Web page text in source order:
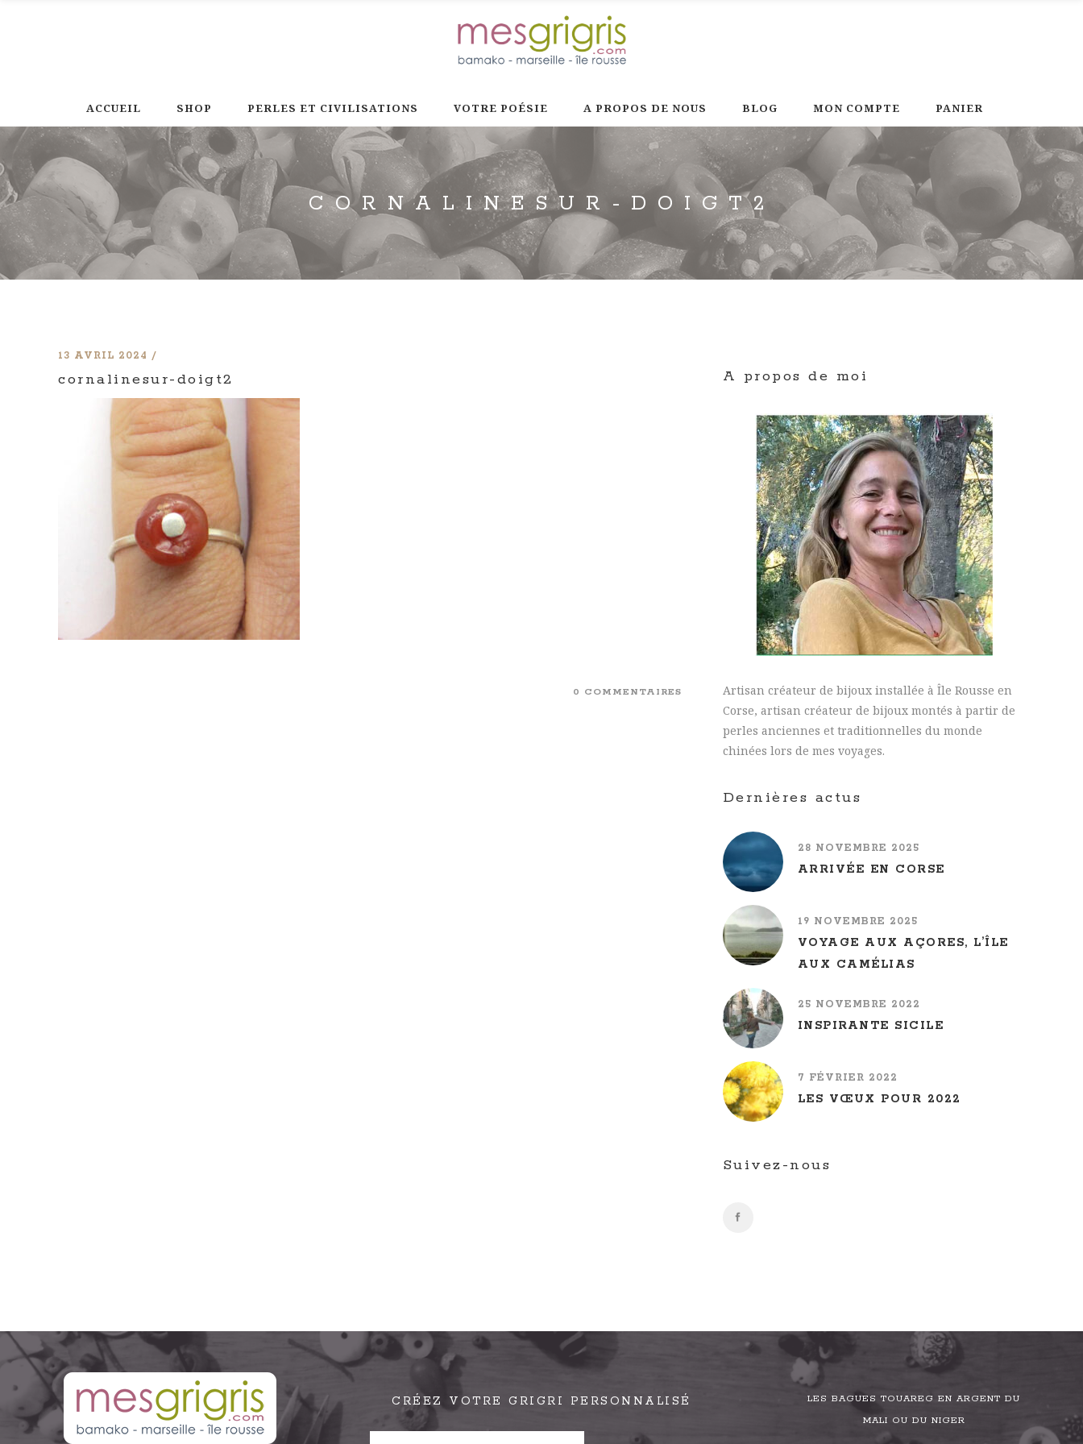
ACCUEIL SHOP PERLES ET CIVILISATIONS VOTRE POÉSIE A PROPOS DE NOUS BLOG MON COMPTE PANIER
CORNALINESUR-DOIGT2
13 AVRIL 2024
cornalinesur-doigt2
0 COMMENTAIRES
A propos de moi
Artisan créateur de bijoux installée à Île Rousse en
Corse, artisan créateur de bijoux montés à partir de
perles anciennes et traditionnelles du monde
chinées lors de mes voyages.
Dernières actus
28 NOVEMBRE 2025
ARRIVÉE EN CORSE
19 NOVEMBRE 2025
VOYAGE AUX AÇORES, L’ÎLE
AUX CAMÉLIAS
25 NOVEMBRE 2022
INSPIRANTE SICILE
7 FÉVRIER 2022
LES VŒUX POUR 2022
Suivez-nous
CRÉEZ VOTRE GRIGRI PERSONNALISÉ
LES BAGUES TOUAREG EN ARGENT DU
MALI OU DU NIGER